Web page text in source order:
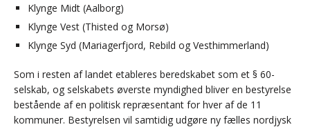
Klynge Midt (Aalborg)
Klynge Vest (Thisted og Morsø)
Klynge Syd (Mariagerfjord, Rebild og Vesthimmerland)
Som i resten af landet etableres beredskabet som et § 60-
selskab, og selskabets øverste myndighed bliver en bestyrelse
bestående af en politisk repræsentant for hver af de 11
kommuner. Bestyrelsen vil samtidig udgøre ny fælles nordjysk